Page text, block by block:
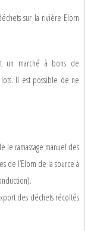
sur la rivière Elorn
un marché à bons de
Il est possible de ne
ramassage manuel des
de l’Elorn de la source à
des déchets récoltés